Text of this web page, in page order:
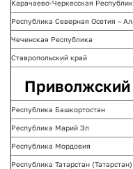
Карачаево-Черкесская
Республика Северная Осетия –
Чеченская Республика
Ставропольский край
Республика Башкортостан
Республика Марий Эл
Республика Мордовия
Республика Татарстан (Татарстан)